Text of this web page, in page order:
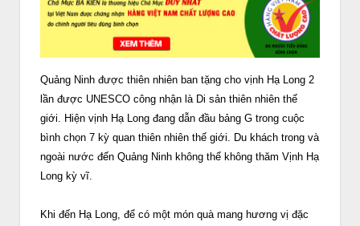
Quảng Ninh được thiên nhiên ban tặng cho vịnh Hạ Long 2
lần được UNESCO công nhận là Di sản thiên nhiên thế
giới. Hiện vịnh Hạ Long đang dẫn đầu bảng G trong cuộc
bình chọn 7 kỳ quan thiên nhiên thế giới. Du khách trong và
ngoài nước đến Quảng Ninh không thể không thăm Vịnh Hạ
Long kỳ vĩ.
Khi đến Hạ Long, để có một món quà mang hương vị đặc